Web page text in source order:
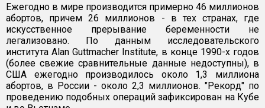
Ежегодно в мире производится примерно 46 миллионов
абортов, причем 26 миллионов - в тех странах, где
искусственное прерывание беременности не
легализовано. По данным исследовательского
института Alan Guttmacher Institute, в конце 1990-х годов
(более свежие сравнительные данные недоступны), в
США ежегодно производилось около 1,3 миллиона
абортов, в России - около 2,3 миллионов. "Рекорд" по
проведению подобных операций зафиксирован на Кубе